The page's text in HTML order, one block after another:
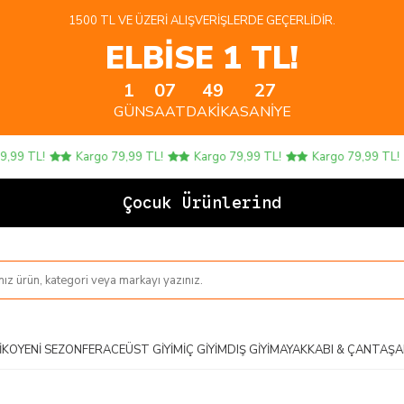
1500 TL VE ÜZERI ALIŞVERIŞLERDE GEÇERLIDIR.
ELBİSE 1 TL!
1
GÜN
07
SAAT
49
DAKIKA
26
SANIYE
TL! Kargo 79,99 TL! Kargo 79,99 TL! Kargo 79,99 TL!
Çocuk Ürünlerinde 4
YENI SEZONFERACEÜST GIYIMİÇ GIYIMDIŞ GIYIMAYAKKABI & ÇANTA